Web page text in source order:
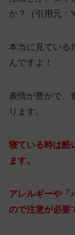
か？（引用元：
本当に見ている
んですよ！
表情が豊かで、
ります。
寝ている時は酷
ます。
アレルギーや「
ので注意が必要